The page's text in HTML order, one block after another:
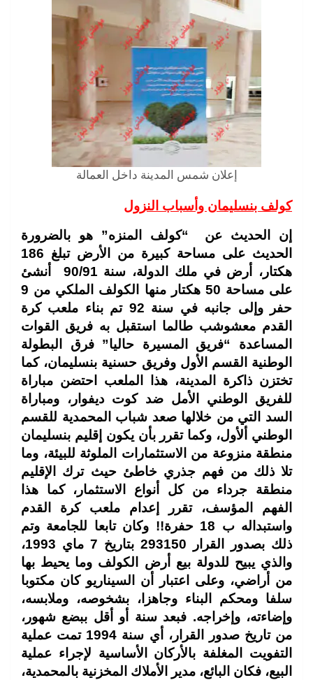
إعلان شمس المدينة داخل العمالة
كولف بنسليمان وأسباب النزول
إن الحديث عن “كولف المنزه” هو بالضرورة
الحديث على مساحة كبيرة من الأرض تبلغ 186
هكتار، أرض في ملك الدولة، سنة 90/91 أنشئ
على مساحة 50 هكتار منها الكولف الملكي من 9
حفر وإلى جانبه في سنة 92 تم بناء ملعب كرة
القدم معشوشب طالما استقبل به فريق القوات
المساعدة “فريق المسيرة حاليا” فرق البطولة
الوطنية القسم الأول وفريق حسنية بنسليمان، كما
تختزن ذاكرة المدينة، هذا الملعب احتضن مباراة
للفريق الوطني الأمل ضد كوت ديفوار، ومباراة
السد التي من خلالها صعد شباب المحمدية للقسم
الوطني ألأول، وكما تقرر بأن يكون إقليم بنسليمان
منطقة منزوعة من الاستثمارات الملوثة للبيئة، وما
تلا ذلك من فهم جذري خاطئ حيث ترك الإقليم
منطقة جرداء من كل أنواع الاستثمار، كما هذا
الفهم المؤسف، تقرر إعدام ملعب كرة القدم
واستبداله ب 18 حفرة!! وكان تابعا للجامعة وتم
ذلك بصدور القرار 293150
بتاريخ 7 ماي 1993،
والذي يبيح للدولة بيع أرض الكولف وما يحيط بها
من أراضي، وعلى اعتبار أن السيناريو كان مكتوبا
سلفا ومحكم البناء وجاهزا، بشخوصه، وملابسه،
وإضاءته، وإخراجه. فبعد سنة أو أقل ببضع شهور،
من تاريخ صدور القرار، أي سنة 1994 تمت عملية
التفويت المغلفة بالأركان الأساسية لإجراء عملية
البيع، فكان البائع، مدير الأملاك المخزنية بالمحمدية،